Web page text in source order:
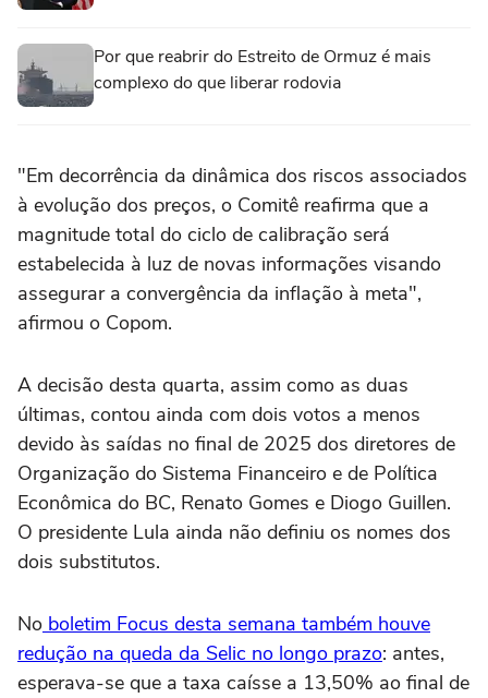
Por que reabrir do Estreito de Ormuz é mais
complexo do que liberar rodovia
"Em decorrência da dinâmica dos riscos associados
à evolução dos preços, o Comitê reafirma que a
magnitude total do ciclo de calibração será
estabelecida à luz de novas informações visando
assegurar a convergência da inflação à meta",
afirmou o Copom.
A decisão desta quarta, assim como as duas
últimas, contou ainda com dois votos a menos
devido às saídas no final de 2025 dos diretores de
Organização do Sistema Financeiro e de Política
Econômica do BC, Renato Gomes e Diogo Guillen.
O presidente Lula ainda não definiu os nomes dos
dois substitutos.
No boletim Focus desta semana também houve
redução na queda da Selic no longo prazo: antes,
esperava-se que a taxa caísse a 13,50% ao final de